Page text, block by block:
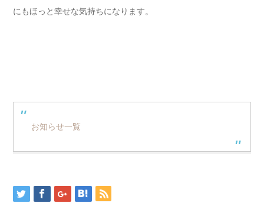
にもほっと幸せな気持ちになります。
お知らせ一覧